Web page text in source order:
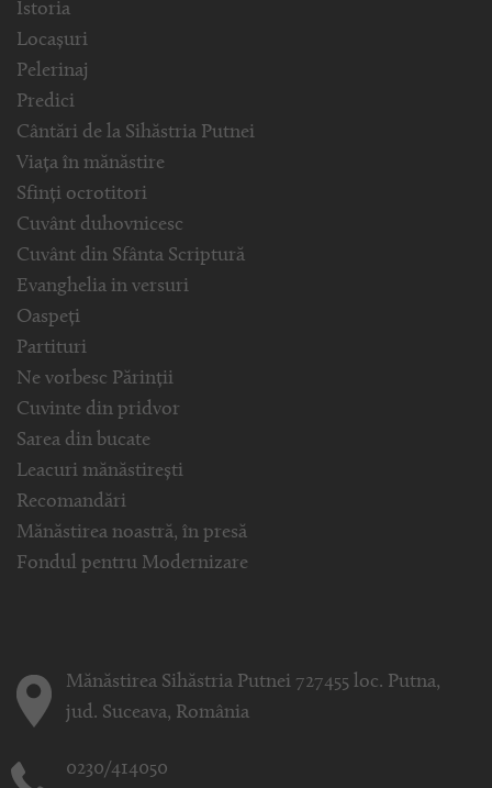
Istoria
Locașuri
Pelerinaj
Predici
Cântări de la Sihăstria Putnei
Viața în mănăstire
Sfinți ocrotitori
Cuvânt duhovnicesc
Cuvânt din Sfânta Scriptură
Evanghelia in versuri
Oaspeți
Partituri
Ne vorbesc Părinții
Cuvinte din pridvor
Sarea din bucate
Leacuri mănăstirești
Recomandări
Mănăstirea noastră, în presă
Fondul pentru Modernizare
Mănăstirea Sihăstria Putnei 727455 loc. Putna,
jud. Suceava, România
0230/414050